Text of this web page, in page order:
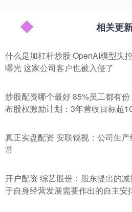
相关更
什么是加杠杆炒股 OpenAI模型失
曝光 这家公司客户也被入侵了
炒股配资哪个最好 85%员工都有
布股权激励计划：3年营收目标超
真正实盘配资 安联锐视：公司生
常
开户配资 综艺股份：股东提出的
于自身经营发展需要作出的自主安